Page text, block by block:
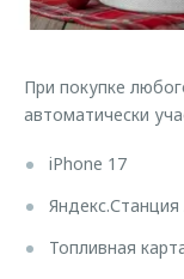
Страхование
Аксессуары
Запчасти
Клиентская
Клуб владельцев
Аксессуары
Одежда и
Обратная связь
При покупке
автоматически
iPhone 17
Топливная